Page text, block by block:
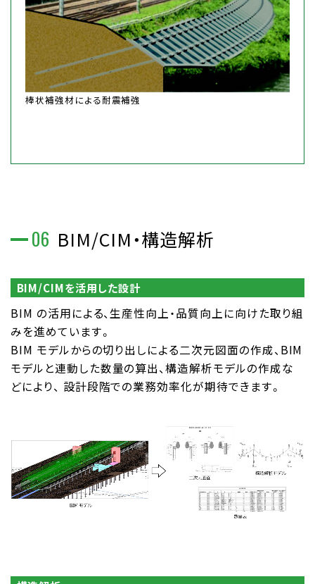
棒状補強材による耐震補強
06 BIM/CIM・構造解析
BIM/CIMを活用した設計
BIM の活用による、生産性向上・品質向上に向けた取り組
みを進めています。
BIM モデルからの切り出しによる二次元図面の作成、BIM
モデルと連動した数量の算出、構造解析モデルの作成な
どにより、 設計段階での業務効率化が期待できます。